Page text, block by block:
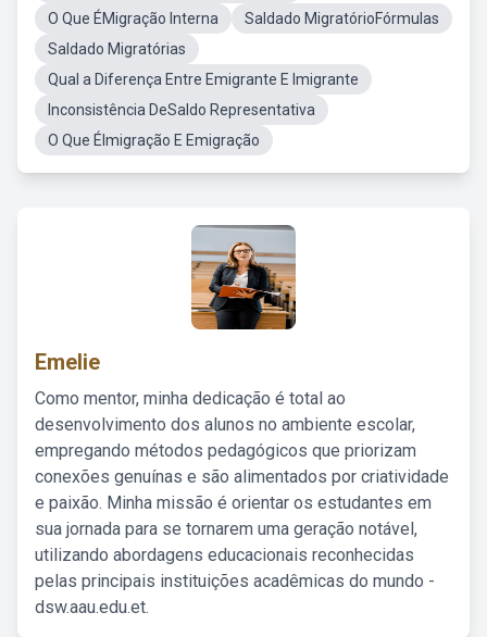
O Que ÉMigração Interna
Saldado MigratórioFórmulas
Saldado Migratórias
Qual a Diferença Entre Emigrante E Imigrante
Inconsistência DeSaldo Representativa
O Que ÉImigração E Emigração
Emelie
Como mentor, minha dedicação é total ao
desenvolvimento dos alunos no ambiente escolar,
empregando métodos pedagógicos que priorizam
conexões genuínas e são alimentados por criatividade
e paixão. Minha missão é orientar os estudantes em
sua jornada para se tornarem uma geração notável,
utilizando abordagens educacionais reconhecidas
pelas principais instituições acadêmicas do mundo -
dsw.aau.edu.et.